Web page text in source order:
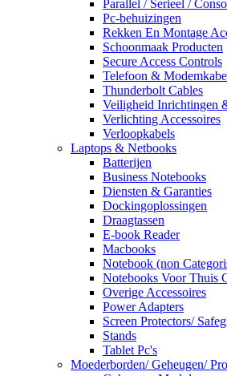
Parallel / Serieel /
Pc-behuizingen
Rekken En Montage
Schoonmaak Producten
Secure Access Controls
Telefoon &
Thunderbolt Cables
Veiligheid Inrichtingen
Verlichting Accessoires
Verloopkabels
Laptops & Netbooks
Batterijen
Business Notebooks
Diensten & Garanties
Dockingoplossingen
Draagtassen
E-book Reader
Macbooks
Notebook (non
Notebooks Voor Thuis
Overige Accessoires
Power Adapters
Screen Protectors/
Stands
Tablet Pc's
Moederborden/ Geheugen/